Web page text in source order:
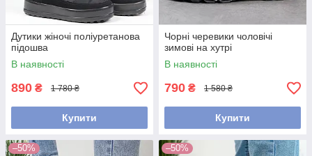
Дутики жіночі поліуретанова
підошва
В наявності
890 ₴ 1 780 ₴
Купити
Чорні черевики чоловічі
зимові на хутрі
В наявності
790 ₴ 1 580 ₴
Купити
–50% –50%